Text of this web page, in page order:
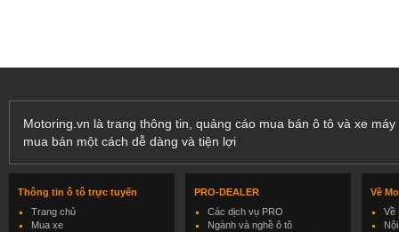
Motoring.vn là trang thông tin, quảng cáo mua bán ô tô và xe
mua bán một cách dễ dàng và tiện lợi
Thông tin ô tô trực tuyến
Trang chủ
Mua xe
PRO-DEALER
Các dịch vụ PRO
Ngành và nghề ô tô
Về
Về